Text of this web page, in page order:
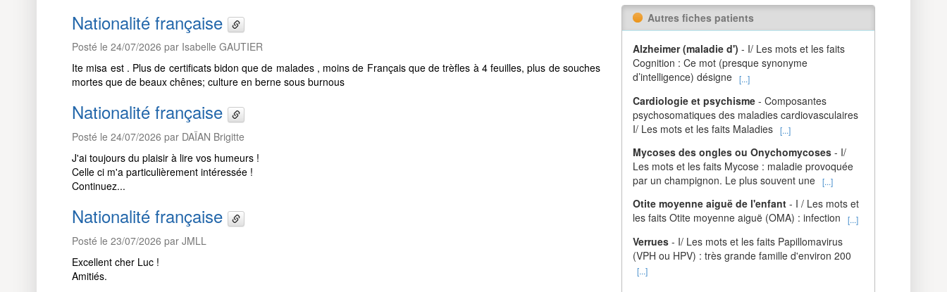
Nationalité française
Posté le 24/07/2026 par Isabelle GAUTIER
Ite misa est . Plus de certificats bidon que de malades , moins de Français que de trèfles à 4 feuilles, plus de souches
mortes que de beaux chênes; culture en berne sous burnous
Nationalité française
Posté le 24/07/2026 par DAÏAN Brigitte
J'ai toujours du plaisir à lire vos humeurs !
Celle ci m'a particulièrement intéressée !
Continuez...
Nationalité française
Posté le 23/07/2026 par JMLL
Excellent cher Luc !
Amitiés.
Autres fiches patients
Alzheimer (maladie d') - I/ Les mots et les faits
Cognition : Ce mot (presque synonyme
d’intelligence) désigne [...]
Cardiologie et psychisme - Composantes
psychosomatiques des maladies cardiovasculaires
I/ Les mots et les faits Maladies [...]
Mycoses des ongles ou Onychomycoses - I/
Les mots et les faits Mycose : maladie provoquée
par un champignon. Le plus souvent une [...]
Otite moyenne aiguë de l'enfant - I / Les mots et
les faits Otite moyenne aiguë (OMA) : infection
[...]
Verrues - I/ Les mots et les faits Papillomavirus
(VPH ou HPV) : très grande famille d'environ 200
[...]